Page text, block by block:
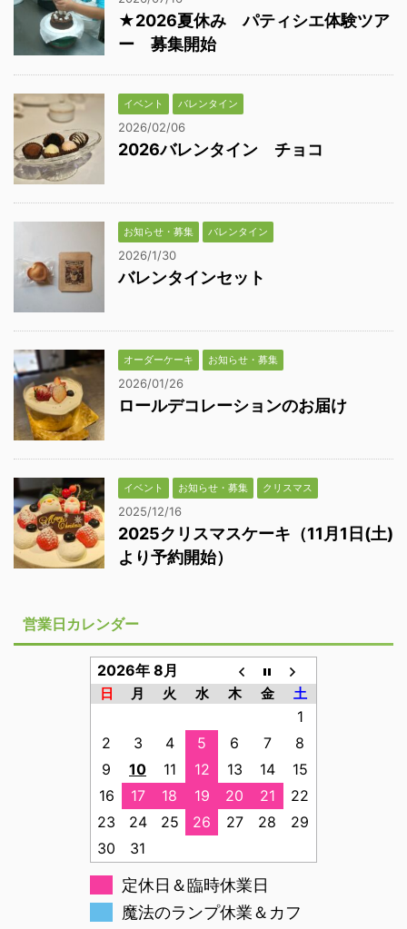
★2026夏休み パティシエ体験ツア
ー 募集開始
イベント バレンタイン
2026/02/06
2026バレンタイン チョコ
お知らせ・募集 バレンタイン
2026/1/30
バレンタインセット
オーダーケーキ お知らせ・募集
2026/01/26
ロールデコレーションのお届け
イベント お知らせ・募集 クリスマス
2025/12/16
2025クリスマスケーキ（11月1日(土)
より予約開始）
営業日カレンダー
2026年 8月
日 月 火 水 木 金 土
1
2
3 4 5 6 7
8
9
10 11 12 13 14
15
16
17 18 19 20 21
22
23
24 25 26 27 28
29
30
31
定休日＆臨時休業日
魔法のランプ休業＆カフ